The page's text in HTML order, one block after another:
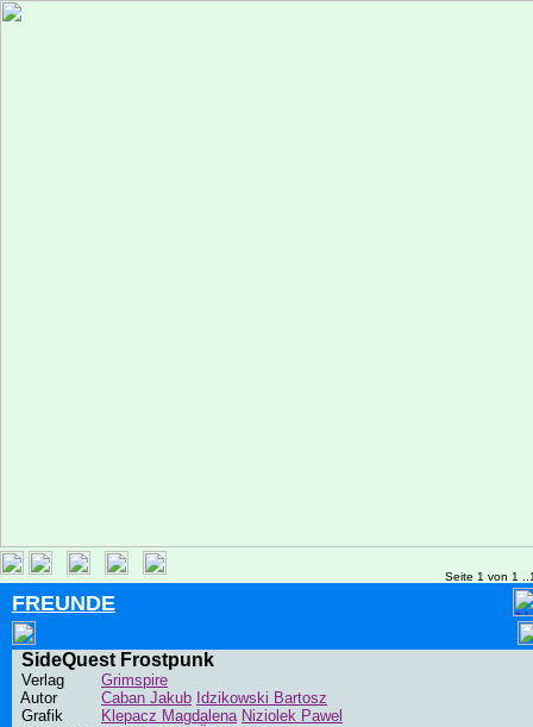
Seite 1 von 1
FREUNDE
SideQuest Frostpunk
Verlag
Grimspire
Autor
Caban Jakub Idzikowski Bartosz
Grafik
Klepacz Magdalena Niziolek Pawel